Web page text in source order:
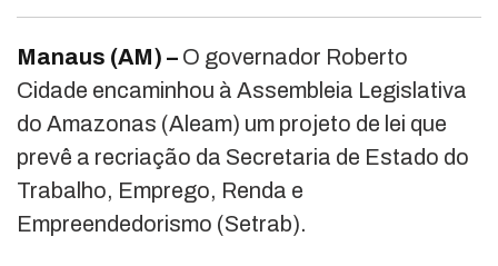
Manaus (AM) – O governador Roberto
Cidade encaminhou à Assembleia Legislativa
do Amazonas (Aleam) um projeto de lei que
prevê a recriação da Secretaria de Estado do
Trabalho, Emprego, Renda e
Empreendedorismo (Setrab).